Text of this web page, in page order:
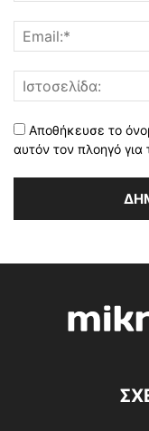
Αποθήκευσε το
αυτόν τον πλοηγό